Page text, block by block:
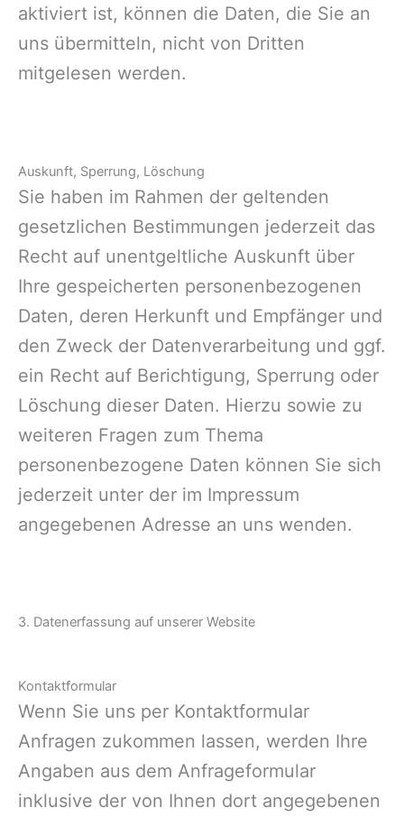
aktiviert ist, können die Daten, die Sie an
uns übermitteln, nicht von Dritten
mitgelesen werden.
Auskunft, Sperrung, Löschung
Sie haben im Rahmen der geltenden
gesetzlichen Bestimmungen jederzeit das
Recht auf unentgeltliche Auskunft über
Ihre gespeicherten personenbezogenen
Daten, deren Herkunft und Empfänger und
den Zweck der Datenverarbeitung und ggf.
ein Recht auf Berichtigung, Sperrung oder
Löschung dieser Daten. Hierzu sowie zu
weiteren Fragen zum Thema
personenbezogene Daten können Sie sich
jederzeit unter der im Impressum
angegebenen Adresse an uns wenden.
3. Datenerfassung auf unserer Website
Kontaktformular
Wenn Sie uns per Kontaktformular
Anfragen zukommen lassen, werden Ihre
Angaben aus dem Anfrageformular
inklusive der von Ihnen dort angegebenen